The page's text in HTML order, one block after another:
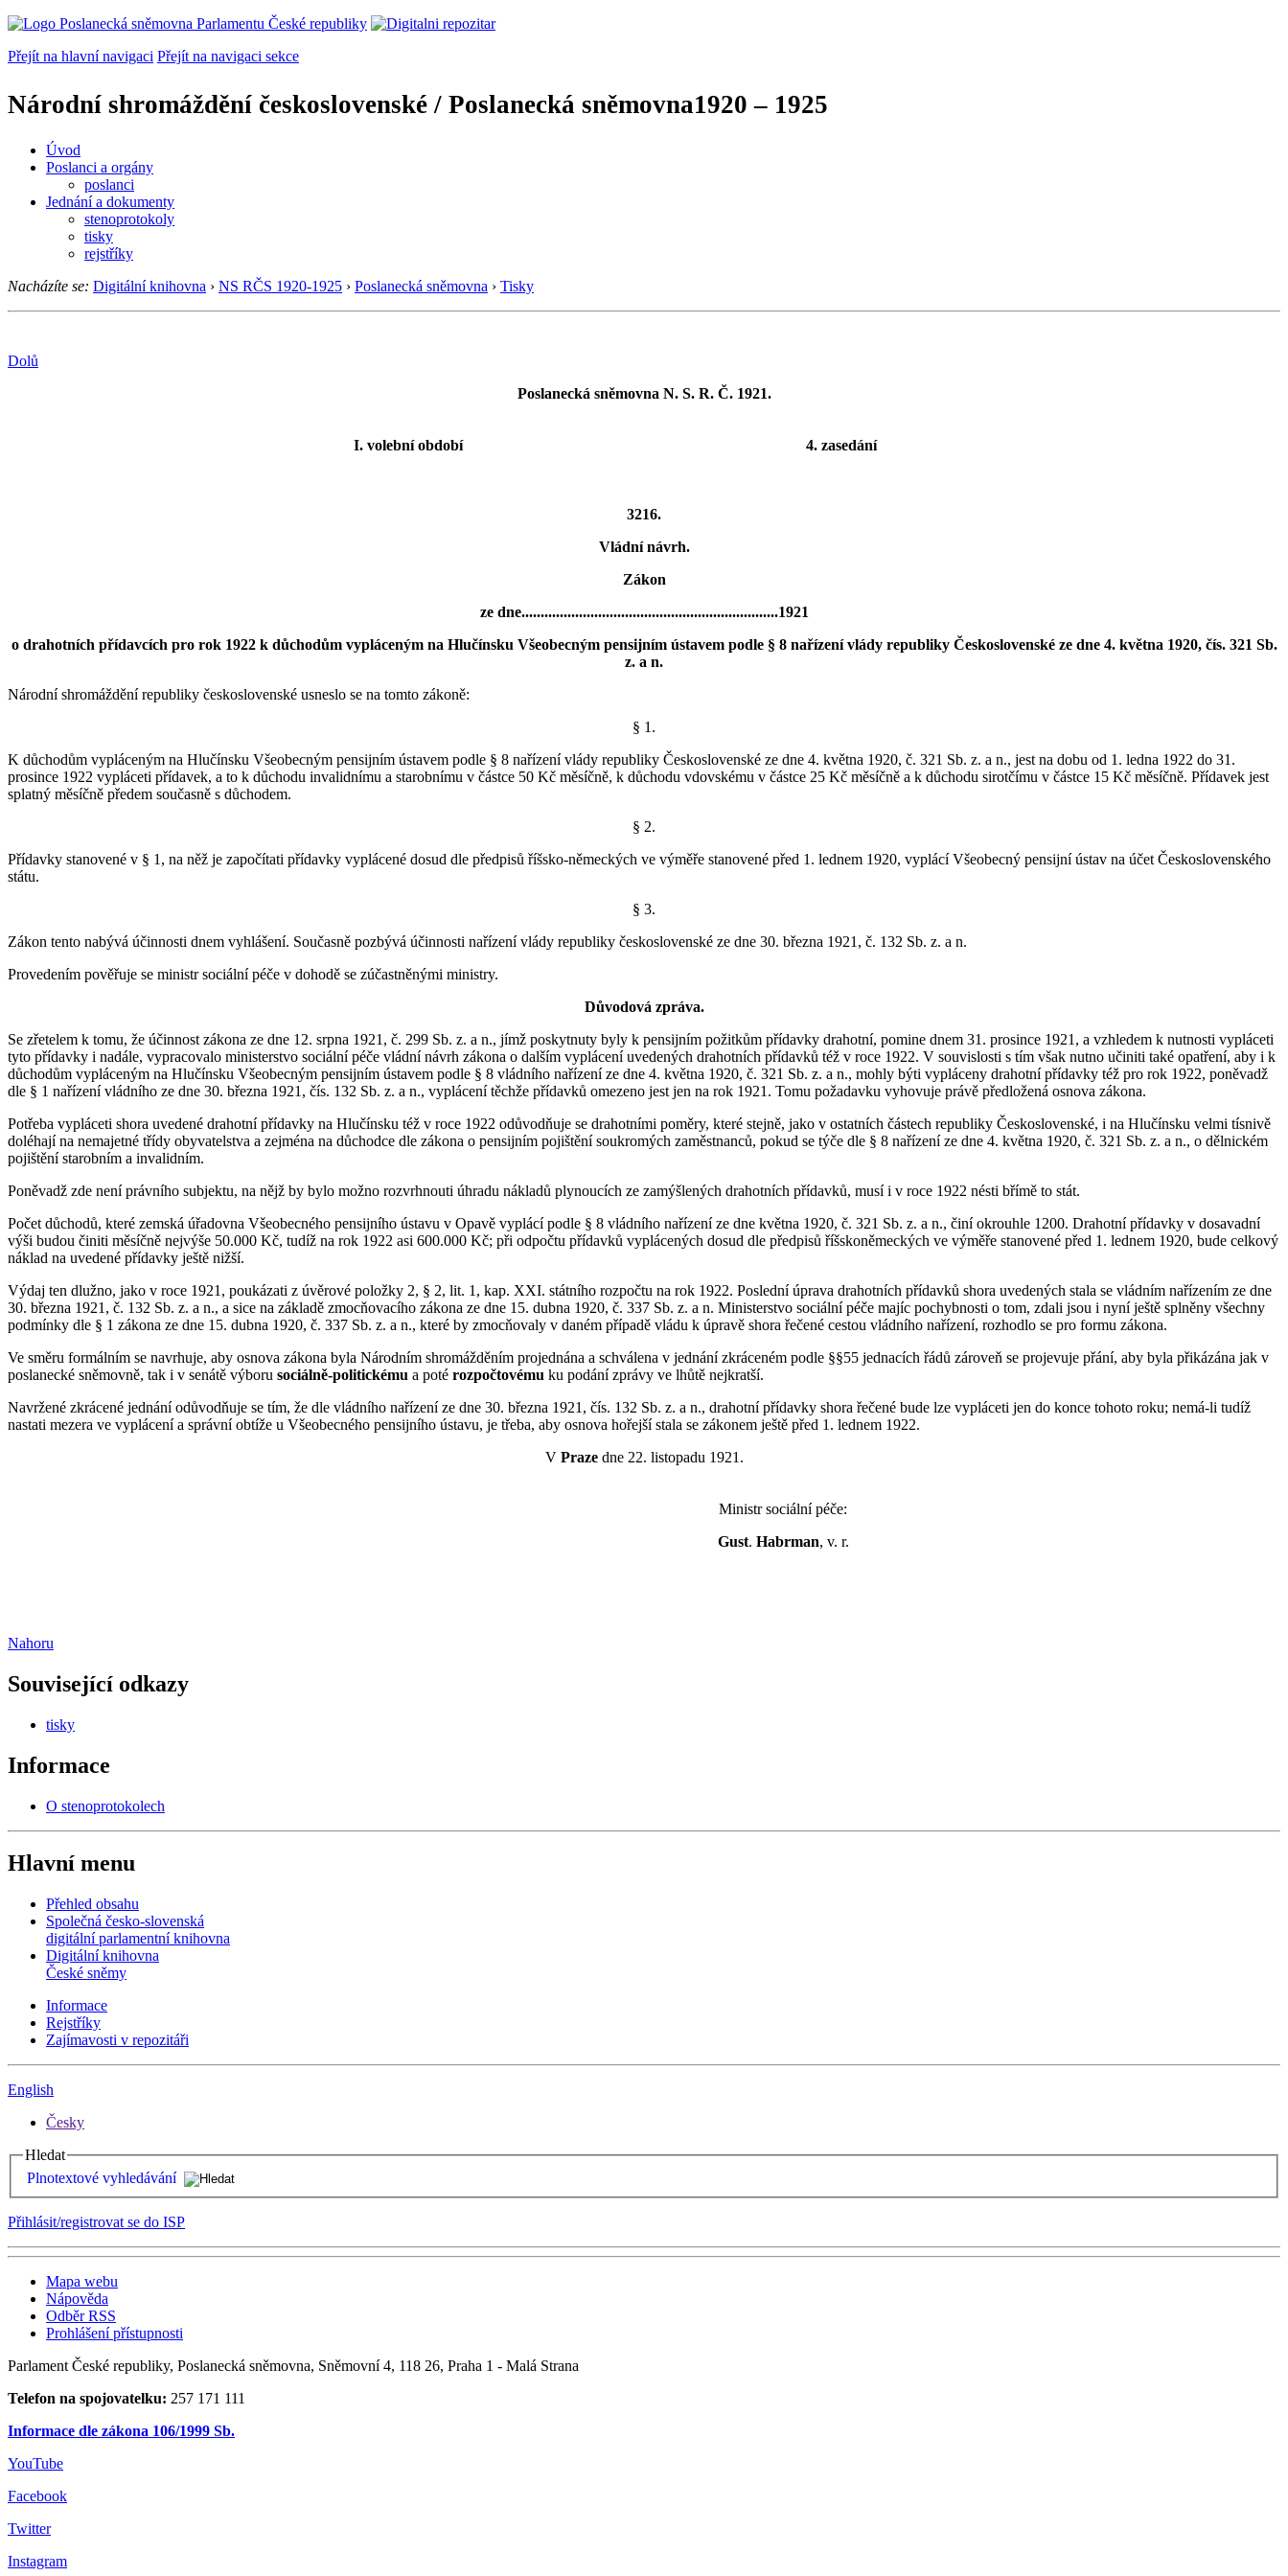
Přejít na hlavní navigaci Přejít na navigaci sekce
Národní shromáždění československé / Poslanecká sněmovna1920 – 1925
Úvod
Poslanci a orgány
poslanci
Jednání a dokumenty
stenoprotokoly
tisky
rejstříky
Nacházíte se: Digitální knihovna › NS RČS 1920-1925 › Poslanecká sněmovna › Tisky
Dolů
Poslanecká sněmovna N. S. R. Č. 1921.
I. volební období 4. zasedání
3216.
Vládní návrh.
Zákon
ze dne...................................................................1921
o drahotních přídavcích pro rok 1922 k důchodům vypláceným na Hlučínsku Všeobecným pensijním ústavem podle § 8 nařízení vlády republiky Československé ze dne 4. května 1920, čís. 321 Sb.
z. a n.
Národní shromáždění republiky československé usneslo se na tomto zákoně:
§ 1.
K důchodům vypláceným na Hlučínsku Všeobecným pensijním ústavem podle § 8 nařízení vlády republiky Československé ze dne 4. května 1920, č. 321 Sb. z. a n., jest na dobu od 1. ledna 1922 do 31.
prosince 1922 vypláceti přídavek, a to k důchodu invalidnímu a starobnímu v částce 50 Kč měsíčně, k důchodu vdovskému v částce 25 Kč měsíčně a k důchodu sirotčímu v částce 15 Kč měsíčně. Přídavek jest
splatný měsíčně předem současně s důchodem.
§ 2.
Přídavky stanovené v § 1, na něž je započítati přídavky vyplácené dosud dle předpisů říšsko-německých ve výměře stanovené před 1. lednem 1920, vyplácí Všeobecný pensijní ústav na účet Československého
státu.
§ 3.
Zákon tento nabývá účinnosti dnem vyhlášení. Současně pozbývá účinnosti nařízení vlády republiky československé ze dne 30. března 1921, č. 132 Sb. z. a n.
Provedením pověřuje se ministr sociální péče v dohodě se zúčastněnými ministry.
Důvodová zpráva.
Se zřetelem k tomu, že účinnost zákona ze dne 12. srpna 1921, č. 299 Sb. z. a n., jímž poskytnuty byly k pensijním požitkům přídavky drahotní, pomine dnem 31. prosince 1921, a vzhledem k nutnosti vypláceti
tyto přídavky i nadále, vypracovalo ministerstvo sociální péče vládní návrh zákona o dalším vyplácení uvedených drahotních přídavků též v roce 1922. V souvislosti s tím však nutno učiniti také opatření, aby i k
důchodům vypláceným na Hlučínsku Všeobecným pensijním ústavem podle § 8 vládního nařízení ze dne 4. května 1920, č. 321 Sb. z. a n., mohly býti vypláceny drahotní přídavky též pro rok 1922, poněvadž
dle § 1 nařízení vládního ze dne 30. března 1921, čís. 132 Sb. z. a n., vyplácení těchže přídavků omezeno jest jen na rok 1921. Tomu požadavku vyhovuje právě předložená osnova zákona.
Potřeba vypláceti shora uvedené drahotní přídavky na Hlučínsku též v roce 1922 odůvodňuje se drahotními poměry, které stejně, jako v ostatních částech republiky Československé, i na Hlučínsku velmi tísnivě
doléhají na nemajetné třídy obyvatelstva a zejména na důchodce dle zákona o pensijním pojištění soukromých zaměstnanců, pokud se týče dle § 8 nařízení ze dne 4. května 1920, č. 321 Sb. z. a n., o dělnickém
pojištění starobním a invalidním.
Poněvadž zde není právního subjektu, na nějž by bylo možno rozvrhnouti úhradu nákladů plynoucích ze zamýšlených drahotních přídavků, musí i v roce 1922 nésti břímě to stát.
Počet důchodů, které zemská úřadovna Všeobecného pensijního ústavu v Opavě vyplácí podle § 8 vládního nařízení ze dne května 1920, č. 321 Sb. z. a n., činí okrouhle 1200. Drahotní přídavky v dosavadní
výši budou činiti měsíčně nejvýše 50.000 Kč, tudíž na rok 1922 asi 600.000 Kč; při odpočtu přídavků vyplácených dosud dle předpisů říšskoněmeckých ve výměře stanovené před 1. lednem 1920, bude celkový
náklad na uvedené přídavky ještě nižší.
Výdaj ten dlužno, jako v roce 1921, poukázati z úvěrové položky 2, § 2, lit. 1, kap. XXI. státního rozpočtu na rok 1922. Poslední úprava drahotních přídavků shora uvedených stala se vládním nařízením ze dne
30. března 1921, č. 132 Sb. z. a n., a sice na základě zmocňovacího zákona ze dne 15. dubna 1920, č. 337 Sb. z. a n. Ministerstvo sociální péče majíc pochybnosti o tom, zdali jsou i nyní ještě splněny všechny
podmínky dle § 1 zákona ze dne 15. dubna 1920, č. 337 Sb. z. a n., které by zmocňovaly v daném případě vládu k úpravě shora řečené cestou vládního nařízení, rozhodlo se pro formu zákona.
Ve směru formálním se navrhuje, aby osnova zákona byla Národním shromážděním projednána a schválena v jednání zkráceném podle §§55 jednacích řádů zároveň se projevuje přání, aby byla přikázána jak v
poslanecké sněmovně, tak i v senátě výboru sociálně-politickému a poté rozpočtovému ku podání zprávy ve lhůtě nejkratší.
Navržené zkrácené jednání odůvodňuje se tím, že dle vládního nařízení ze dne 30. března 1921, čís. 132 Sb. z. a n., drahotní přídavky shora řečené bude lze vypláceti jen do konce tohoto roku; nemá-li tudíž
nastati mezera ve vyplácení a správní obtíže u Všeobecného pensijního ústavu, je třeba, aby osnova hořejší stala se zákonem ještě před 1. lednem 1922.
V Praze dne 22. listopadu 1921.
Ministr sociální péče:
Gust. Habrman, v. r.
Nahoru
Související odkazy
tisky
Informace
O stenoprotokolech
Hlavní menu
Přehled obsahu
Společná česko-slovenská
digitální parlamentní knihovna
Digitální knihovna
České sněmy
Informace
Rejstříky
Zajímavosti v repozitáři
English
Česky
Hledat
Plnotextové vyhledávání
Přihlásit/registrovat se do ISP
Mapa webu
Nápověda
Odběr RSS
Prohlášení přístupnosti
Parlament České republiky, Poslanecká sněmovna, Sněmovní 4, 118 26, Praha 1 - Malá Strana
Telefon na spojovatelku: 257 171 111
Informace dle zákona 106/1999 Sb.
YouTube
Facebook
Twitter
Instagram